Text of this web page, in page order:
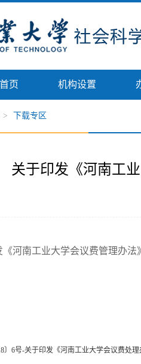
页 机构设置
> 下载专区
关于印发《河南工
《河南工业大学会议费管理办
〕6号-关于印发《河南工业大学会议费处